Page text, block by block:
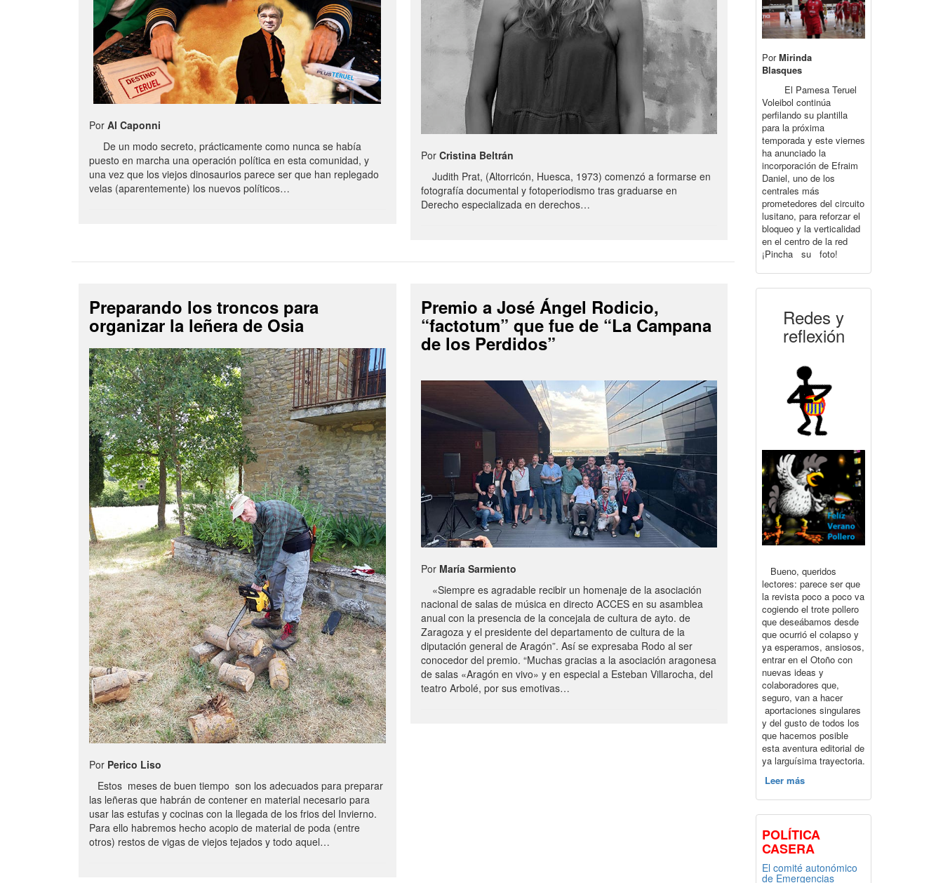
Por Al Caponni
De un modo secreto, prácticamente como nunca se había
puesto en marcha una operación política en esta comunidad, y
una vez que los viejos dinosaurios parece ser que han replegado
velas (aparentemente) los nuevos políticos…
PorCristina Beltrán
Judith Prat, (Altorricón, Huesca, 1973) comenzó a formarse en
fotografía documental y fotoperiodismo tras graduarse en
Derecho especializada en derechos…
Preparando los troncos para
organizar la leñera de Osia
Por Perico Liso
Estos meses de buen tiempo son los adecuados para preparar
las leñeras que habrán de contener en material necesario para
usar las estufas y cocinas con la llegada de los frios del Invierno.
Para ello habremos hecho acopio de material de poda (entre
otros) restos de vigas de viejos tejados y todo aquel…
Premio a José Ángel Rodicio,
“factotum” que fue de “La Campana
de los Perdidos”
Por María Sarmiento
«Siempre es agradable recibir un homenaje de la asociación
nacional de salas de música en directo ACCES en su asamblea
anual con la presencia de la concejala de cultura de ayto. de
Zaragoza y el presidente del departamento de cultura de la
diputación general de Aragón”. Así se expresaba Rodo al ser
conocedor del premio. “Muchas gracias a la asociación aragonesa
de salas «Aragón en vivo» y en especial a Esteban Villarocha, del
teatro Arbolé, por sus emotivas…
PorMirinda
Blasques
El Pamesa Teruel
Voleibol continúa
perfilando su plantilla
para la próxima
temporada y este viernes
ha anunciado la
incorporación de Efraim
Daniel, uno de los
centrales más
prometedores del circuito
lusitano, para reforzar el
bloqueo y la verticalidad
en el centro de la red
¡Pincha su foto!
Redes y
reflexión
Bueno, queridos
lectores: parece ser que
la revista poco a poco va
cogiendo el trote pollero
que deseábamos desde
que ocurrió el colapso y
ya esperamos, ansiosos,
entrar en el Otoño con
nuevas ideas y
colaboradores que,
seguro, van a hacer
aportaciones singulares
y del gusto de todos los
que hacemos posible
esta aventura editorial de
ya larguísima trayectoria.
Leer más
POLÍTICA
CASERA
El comité autonómico
de Emergencias